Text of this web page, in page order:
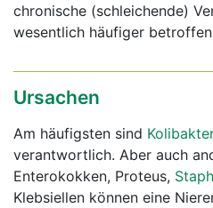
chronische (schleichende)
wesentlich häufiger betroffen
Ursachen
Am häufigsten sind
verantwortlich. Aber auch
Enterokokken, Proteus,
Klebsiellen können eine